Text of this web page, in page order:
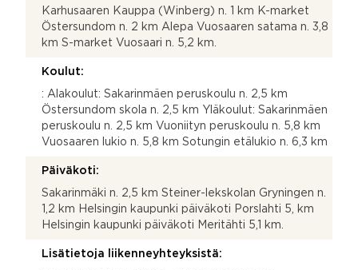
Karhusaaren Kauppa (Winberg) n. 1 km K-market
Östersundom n. 2 km Alepa Vuosaaren satama n. 3,8
km S-market Vuosaari n. 5,2 km.
Koulut:
: Alakoulut: Sakarinmäen peruskoulu n. 2,5 km
Östersundom skola n. 2,5 km Yläkoulut: Sakarinmäen
peruskoulu n. 2,5 km Vuoniityn peruskoulu n. 5,8 km
Vuosaaren lukio n. 5,8 km Sotungin etälukio n. 6,3 km
Päiväkoti:
Sakarinmäki n. 2,5 km Steiner-lekskolan Gryningen n.
1,2 km Helsingin kaupunki päiväkoti Porslahti 5, km
Helsingin kaupunki päiväkoti Meritähti 5,1 km.
Lisätietoja liikenneyhteyksistä: